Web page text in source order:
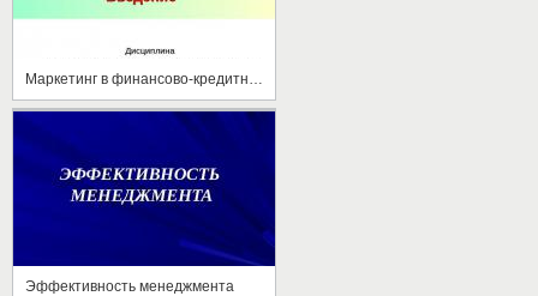
Эффективность менеджмента